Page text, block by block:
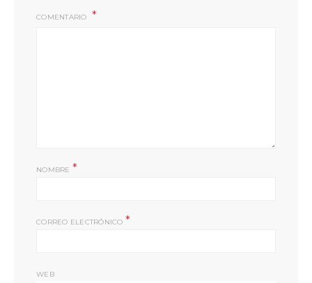
COMENTARIO
NOMBRE *
CORREO ELECTRÓNICO *
WEB